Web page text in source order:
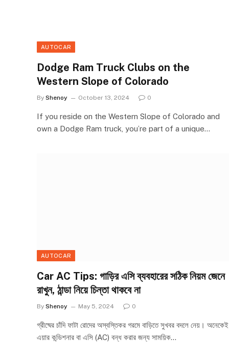
AUTOCAR
Dodge Ram Truck Clubs on the
Western Slope of Colorado
By Shenoy October 13, 2024 0
If you reside on the Western Slope of Colorado and
own a Dodge Ram truck, you’re part of a unique…
AUTOCAR
Car AC Tips: গাড়ির এসি ব্যবহারের সঠিক নিয়ম জেনে
রাখুন, ঠান্ডা নিয়ে চিন্তা থাকবে না
By Shenoy May 5, 2024 0
গ্রীষ্মের চাঁদি ফাটা রোদের অস্বস্তিকর গরমে বাড়িতে সুখবর বদলে নেয়। অনেকেই
এয়ার কন্ডিশনার বা এসি (AC) বন্ধ করার জন্য সাময়িক…